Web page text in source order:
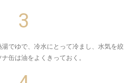
でゆで、冷水にとって冷まし、水気を絞
缶は油をよくきっておく。